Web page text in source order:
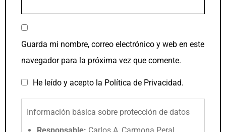
Guarda mi nombre, correo electrónico y web en este
navegador para la próxima vez que comente.
He leído y acepto la Política de Privacidad.
Información básica sobre protección de datos